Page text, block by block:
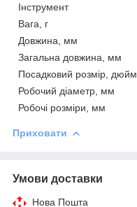
Інструмент
Вага, г
Довжина, мм
Загальна довжина, мм
Посадковий розмір, дюйм
Робочий діаметр, мм
Робочі розміри, мм
Приховати
Умови доставки
Нова Пошта